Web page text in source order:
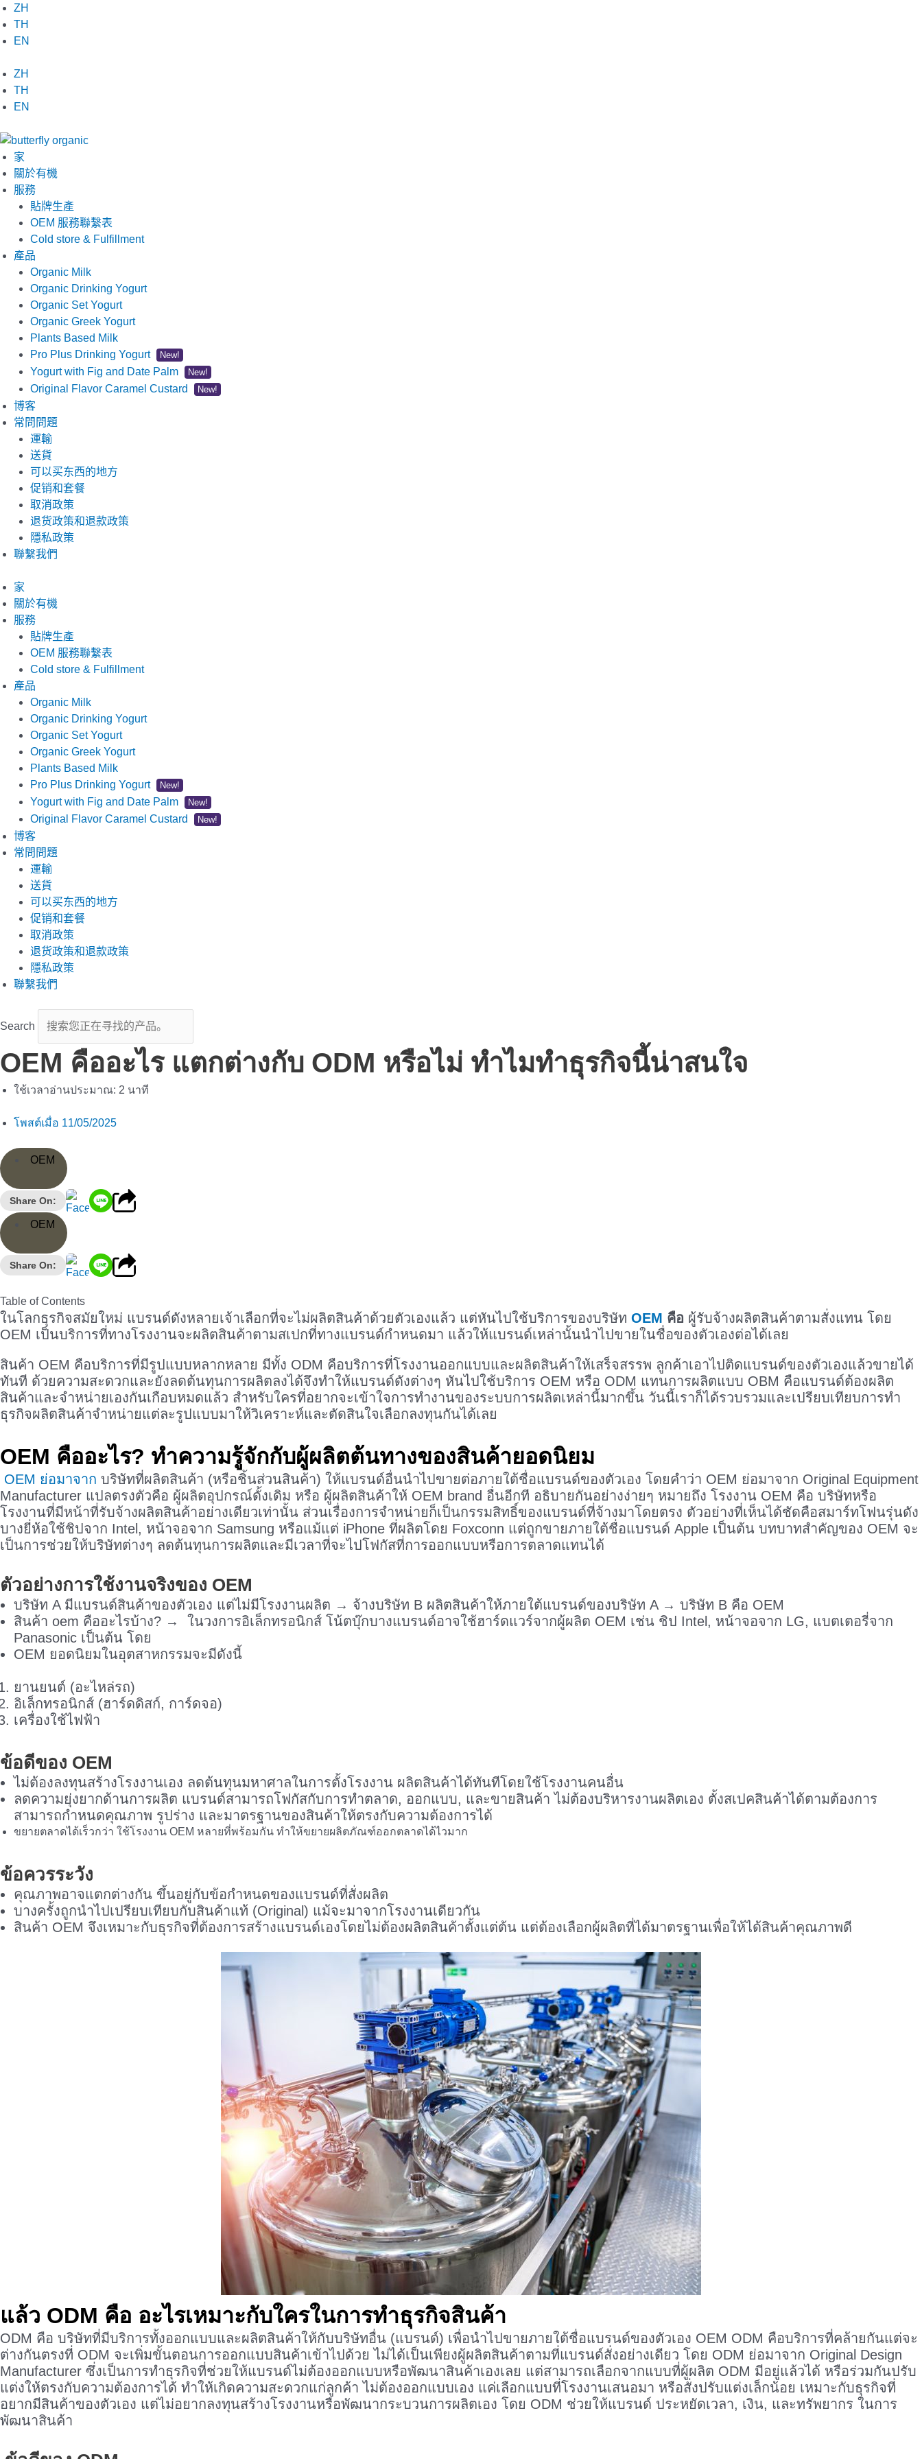
跳
至
内
ZH
TH
EN
ZH
TH
EN
家
關於有機
服務
貼牌生產
OEM 服務聯繫表
Cold store & Fulfillment
產品
Organic Milk
Organic Drinking Yogurt
Organic Set Yogurt
Organic Greek Yogurt
Plants Based Milk
Pro Plus Drinking Yogurt
New!
Yogurt with Fig and Date Palm New!
Original Flavor Caramel Custard New!
博客
常問問題
運輸
送貨
可以买东西的地方
促销和套餐
取消政策
退货政策和退款政策
隱私政策
聯繫我們
家
關於有機
服務
貼牌生產
OEM 服務聯繫表
Cold store & Fulfillment
產品
Organic Milk
Organic Drinking Yogurt
Organic Set Yogurt
Organic Greek Yogurt
Plants Based Milk
Pro Plus Drinking Yogurt
New!
Yogurt with Fig and Date Palm New!
Original Flavor Caramel Custard New!
博客
常問問題
運輸
送貨
可以买东西的地方
促销和套餐
取消政策
退货政策和退款政策
隱私政策
聯繫我們
Search
OEM คืออะไร แตกต่างกับ ODM หรือไม่ ทำไมทำธุรกิจนี้น่าสนใจ
ใช้เวลาอ่านประมาณ: 2 นาที
โพสต์เมื่อ 11/05/2025
OEM
Share On:
OEM
Share On:
Table of Contents
ในโลกธุรกิจสมัยใหม่ แบรนด์ดังหลายเจ้าเลือกที่จะไม่ผลิตสินค้าด้วยตัวเองแล้ว แต่หันไปใช้บริการของบริษัท OEM คือ ผู้รับจ้างผลิตสินค้าตามสั่งแทน โดย
OEM เป็นบริการที่ทางโรงงานจะผลิตสินค้าตามสเปกที่ทางแบรนด์กำหนดมา แล้วให้แบรนด์เหล่านั้นนำไปขายในชื่อของตัวเองต่อได้เลย
สินค้า OEM คือบริการที่มีรูปแบบหลากหลาย มีทั้ง ODM คือบริการที่โรงงานออกแบบและผลิตสินค้าให้เสร็จสรรพ ลูกค้าเอาไปติดแบรนด์ของตัวเองแล้วขายได้
ทันที ด้วยความสะดวกและยังลดต้นทุนการผลิตลงได้จึงทำให้แบรนด์ดังต่างๆ หันไปใช้บริการ OEM หรือ ODM แทนการผลิตแบบ OBM คือแบรนด์ต้องผลิต
สินค้าและจำหน่ายเองกันเกือบหมดแล้ว สำหรับใครที่อยากจะเข้าใจการทำงานของระบบการผลิตเหล่านี้มากขึ้น วันนี้เราก็ได้รวบรวมและเปรียบเทียบการทำ
ธุรกิจผลิตสินค้าจำหน่ายแต่ละรูปแบบมาให้วิเคราะห์และตัดสินใจเลือกลงทุนกันได้เลย
OEM คืออะไร? ทำความรู้จักกับผู้ผลิตต้นทางของสินค้ายอดนิยม
OEM ย่อมาจาก บริษัทที่ผลิตสินค้า (หรือชิ้นส่วนสินค้า) ให้แบรนด์อื่นนำไปขายต่อภายใต้ชื่อแบรนด์ของตัวเอง โดยคำว่า OEM ย่อมาจาก Original Equipment
Manufacturer แปลตรงตัวคือ ผู้ผลิตอุปกรณ์ดั้งเดิม หรือ ผู้ผลิตสินค้าให้ OEM brand อื่นอีกที อธิบายกันอย่างง่ายๆ หมายถึง โรงงาน OEM คือ บริษัทหรือ
โรงงานที่มีหน้าที่รับจ้างผลิตสินค้าอย่างเดียวเท่านั้น ส่วนเรื่องการจำหน่ายก็เป็นกรรมสิทธิ์ของแบรนด์ที่จ้างมาโดยตรง ตัวอย่างที่เห็นได้ชัดคือสมาร์ทโฟนรุ่นดัง
บางยี่ห้อใช้ชิปจาก Intel, หน้าจอจาก Samsung หรือแม้แต่ iPhone ที่ผลิตโดย Foxconn แต่ถูกขายภายใต้ชื่อแบรนด์ Apple เป็นต้น บทบาทสำคัญของ OEM จะ
เป็นการช่วยให้บริษัทต่างๆ ลดต้นทุนการผลิตและมีเวลาที่จะไปโฟกัสที่การออกแบบหรือการตลาดแทนได้
ตัวอย่างการใช้งานจริงของ OEM
บริษัท A มีแบรนด์สินค้าของตัวเอง แต่ไม่มีโรงงานผลิต → จ้างบริษัท B ผลิตสินค้าให้ภายใต้แบรนด์ของบริษัท A → บริษัท B คือ OEM
สินค้า oem คืออะไรบ้าง? → ในวงการอิเล็กทรอนิกส์ โน้ตบุ๊กบางแบรนด์อาจใช้ฮาร์ดแวร์จากผู้ผลิต OEM เช่น ชิป Intel, หน้าจอจาก LG, แบตเตอรี่จาก
Panasonic เป็นต้น โดย
OEM ยอดนิยมในอุตสาหกรรมจะมีดังนี้
ยานยนต์ (อะไหล่รถ)
อิเล็กทรอนิกส์ (ฮาร์ดดิสก์, การ์ดจอ)
เครื่องใช้ไฟฟ้า
ข้อดีของ OEM
ไม่ต้องลงทุนสร้างโรงงานเอง ลดต้นทุนมหาศาลในการตั้งโรงงาน ผลิตสินค้าได้ทันทีโดยใช้โรงงานคนอื่น
ลดความยุ่งยากด้านการผลิต แบรนด์สามารถโฟกัสกับการทำตลาด, ออกแบบ, และขายสินค้า ไม่ต้องบริหารงานผลิตเอง ตั้งสเปคสินค้าได้ตามต้องการ
สามารถกำหนดคุณภาพ รูปร่าง และมาตรฐานของสินค้าให้ตรงกับความต้องการได้
ขยายตลาดได้เร็วกว่า ใช้โรงงาน OEM หลายที่พร้อมกัน ทำให้ขยายผลิตภัณฑ์ออกตลาดได้ไวมาก
ข้อควรระวัง
คุณภาพอาจแตกต่างกัน ขึ้นอยู่กับข้อกำหนดของแบรนด์ที่สั่งผลิต
บางครั้งถูกนำไปเปรียบเทียบกับสินค้าแท้ (Original) แม้จะมาจากโรงงานเดียวกัน
สินค้า OEM จึงเหมาะกับธุรกิจที่ต้องการสร้างแบรนด์เองโดยไม่ต้องผลิตสินค้าตั้งแต่ต้น แต่ต้องเลือกผู้ผลิตที่ได้มาตรฐานเพื่อให้ได้สินค้าคุณภาพดี
แล้ว ODM คือ อะไรเหมาะกับใครในการทำธุรกิจสินค้า
ODM คือ บริษัทที่มีบริการทั้งออกแบบและผลิตสินค้าให้กับบริษัทอื่น (แบรนด์) เพื่อนำไปขายภายใต้ชื่อแบรนด์ของตัวเอง OEM ODM คือบริการที่คล้ายกันแต่จะ
ต่างกันตรงที่ ODM จะเพิ่มขั้นตอนการออกแบบสินค้าเข้าไปด้วย ไม่ได้เป็นเพียงผู้ผลิตสินค้าตามที่แบรนด์สั่งอย่างเดียว โดย ODM ย่อมาจาก Original Design
Manufacturer ซึ่งเป็นการทำธุรกิจที่ช่วยให้แบรนด์ไม่ต้องออกแบบหรือพัฒนาสินค้าเองเลย แต่สามารถเลือกจากแบบที่ผู้ผลิต ODM มีอยู่แล้วได้ หรือร่วมกันปรับ
แต่งให้ตรงกับความต้องการได้ ทำให้เกิดความสะดวกแก่ลูกค้า ไม่ต้องออกแบบเอง แค่เลือกแบบที่โรงงานเสนอมา หรือสั่งปรับแต่งเล็กน้อย เหมาะกับธุรกิจที่
อยากมีสินค้าของตัวเอง แต่ไม่อยากลงทุนสร้างโรงงานหรือพัฒนากระบวนการผลิตเอง โดย ODM ช่วยให้แบรนด์ ประหยัดเวลา, เงิน, และทรัพยากร ในการ
พัฒนาสินค้า